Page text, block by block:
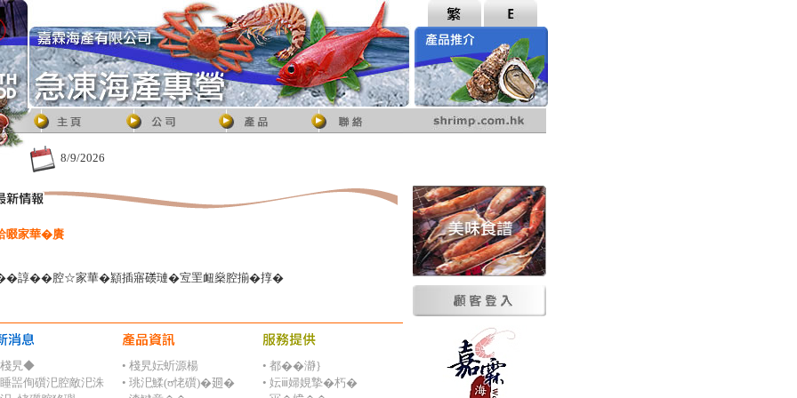
8/9/2026
啜家華�賡
諄��腔☆家華�顈插寤𥖄璉�宐罜衄燊腔揃�㨃�
旯◆
噐侚礩汜腔敵汜洙
• 棧旯妘蚚源楊
• 珧汜鰇(ʊ恅礩)�𢌡�
• 都��瀞}
• 妘ⅲ婦娊摯�朽�